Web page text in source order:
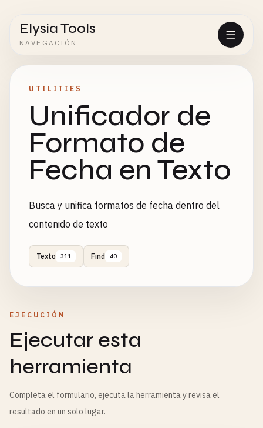
Elysia Tools
NAVEGACIÓN
UTILITIES
Unificador de
Formato de
Fecha en Texto
Busca y unifica formatos de fecha dentro del
contenido de texto
Texto 311 Find 40
EJECUCIÓN
Ejecutar esta
herramienta
Completa el formulario, ejecuta la herramienta y revisa el
resultado en un solo lugar.